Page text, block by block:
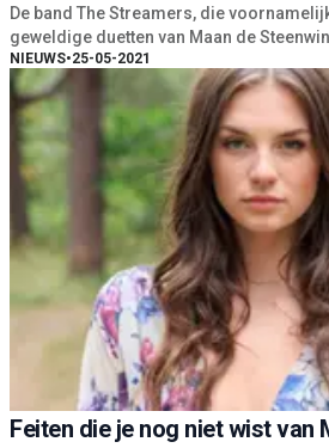
De band The Streamers, die
geweldige duetten van Maan de
NIEUWS•25-05-2021
Feiten die je nog niet wist van